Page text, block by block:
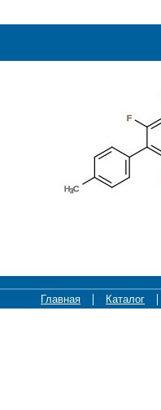
F
H3C
Главная Каталог